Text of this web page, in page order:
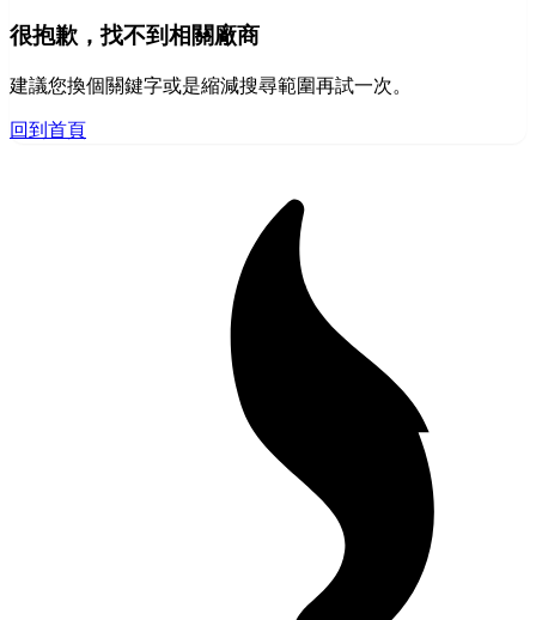
很抱歉，找不到相關廠商
建議您換個關鍵字或是縮減搜尋範圍再試一次。
回到首頁